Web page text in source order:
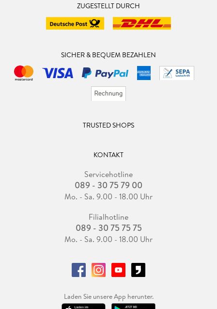
ZUGESTELLT DURCH
SICHER & BEQUEM BEZAHLEN
TRUSTED SHOPS
KONTAKT
Servicehotline
089 - 30 75 79 00
Mo. - Sa. 9.00 - 18.00 Uhr
Filialhotline
089 - 30 75 75 75
Mo. - Sa. 9.00 - 18.00 Uhr
Laden Sie unsere App herunter.